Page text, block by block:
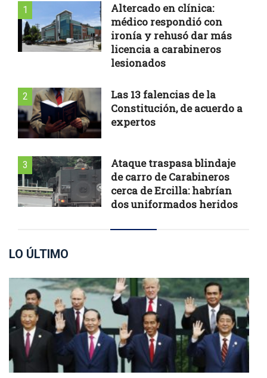
1
Altercado en clínica:
médico respondió con
ironía y rehusó dar más
licencia a carabineros
lesionados
2
Las 13 falencias de la
Constitución, de acuerdo a
expertos
3
Ataque traspasa blindaje
de carro de Carabineros
cerca de Ercilla: habrían
dos uniformados heridos
LO ÚLTIMO